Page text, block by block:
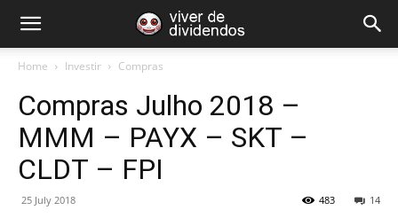
Home Investir Compras
Compras Julho 2018 –
MMM – PAYX – SKT –
CLDT – FPI
25 July 2018 14
483